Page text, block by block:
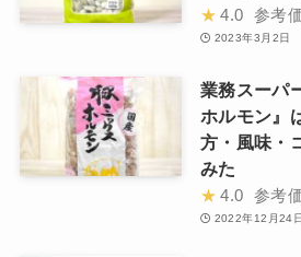
★ 4.0 参考
2023年3月2日
業務スーパ
ホルモン』
方・風味・
みた
★ 4.0 参考
2022年12月24日